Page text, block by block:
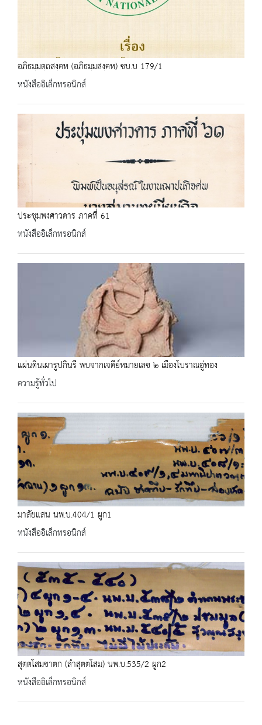
อภิธมฺมตฺถสงฺคห (อภิธมฺมสงฺคห) ชบ.บ 179/1
หนังสืออิเล็กทรอนิกส์
ประชุมพงศาวดาร ภาคที่ 61
หนังสืออิเล็กทรอนิกส์
แผ่นดินเผารูปกินรี พบจากเจดีย์หมายเลข ๒ เมืองโบราณอู่ทอง
ความรู้ทั่วไป
มาลัยแสน นพ.บ.404/1 ผูก1
หนังสืออิเล็กทรอนิกส์
สุตฺตโสมชาตก (ลำสุตตโสม) นพ.บ.535/2 ผูก2
หนังสืออิเล็กทรอนิกส์